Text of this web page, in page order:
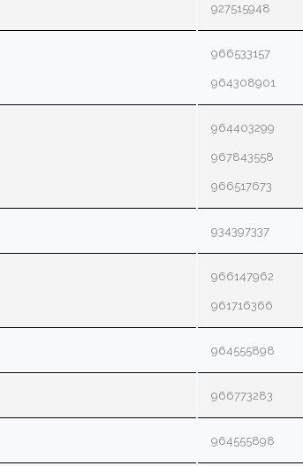
927515948
966533157
964308901
964403299
967843558
966517673
934397337
966147962
961716366
964555898
966773283
964555898